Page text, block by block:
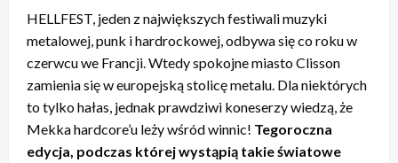
HELLFEST, jeden z największych festiwali muzyki
metalowej, punk i hardrockowej, odbywa się co roku w
czerwcu we Francji. Wtedy spokojne miasto Clisson
zamienia się w europejską stolicę metalu. Dla niektórych
to tylko hałas, jednak prawdziwi koneserzy wiedzą, że
Mekka hardcore’u leży wśród winnic! Tegoroczna
edycja, podczas której wystąpią takie światowe